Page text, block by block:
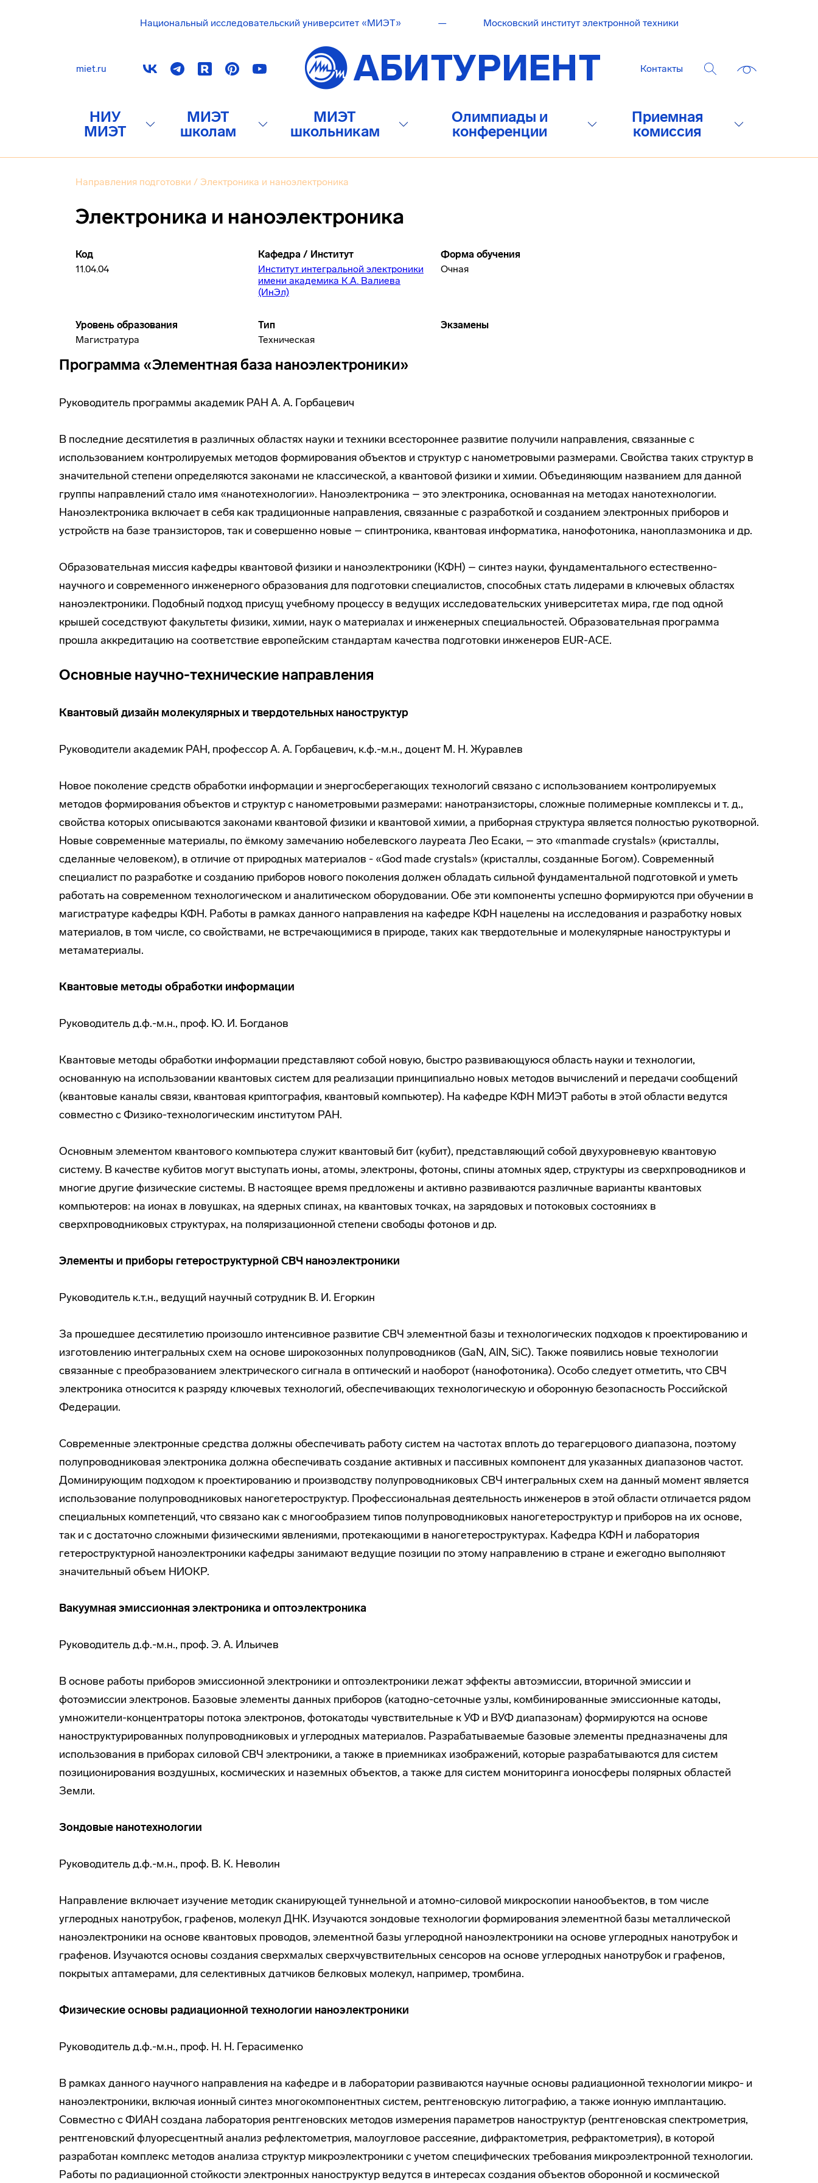
Национальный исследовательский университет «МИЭТ» — Московский институт электронной техники
miet.ru Контакты
НИУ
МИЭТ
МИЭТ
школам
МИЭТ
школьникам
Олимпиады и
конференции
Приемная
комиссия
Направления подготовки / Электроника и наноэлектроника
Электроника и наноэлектроника
Код
11.04.04
Кафедра / Институт
Институт интегральной электроники
имени академика К.А. Валиева
(ИнЭл)
Форма обучения
Очная
Уровень образования
Магистратура
Тип
Техническая
Экзамены
Программа «Элементная база наноэлектроники»
Руководитель программы академик РАН А. А. Горбацевич
В последние десятилетия в различных областях науки и техники всестороннее развитие получили направления, связанные с
использованием контролируемых методов формирования объектов и структур с нанометровыми размерами. Свойства таких структур в
значительной степени определяются законами не классической, а квантовой физики и химии. Объединяющим названием для данной
группы направлений стало имя «нанотехнологии». Наноэлектроника – это электроника, основанная на методах нанотехнологии.
Наноэлектроника включает в себя как традиционные направления, связанные с разработкой и созданием электронных приборов и
устройств на базе транзисторов, так и совершенно новые – спинтроника, квантовая информатика, нанофотоника, наноплазмоника и др.
Образовательная миссия кафедры квантовой физики и наноэлектроники (КФН) – синтез науки, фундаментального естественно-
научного и современного инженерного образования для подготовки специалистов, способных стать лидерами в ключевых областях
наноэлектроники. Подобный подход присущ учебному процессу в ведущих исследовательских университетах мира, где под одной
крышей соседствуют факультеты физики, химии, наук о материалах и инженерных специальностей. Образовательная программа
прошла аккредитацию на соответствие европейским стандартам качества подготовки инженеров EUR-ACE.
Основные научно-технические направления
Квантовый дизайн молекулярных и твердотельных наноструктур
Руководители академик РАН, профессор А. А. Горбацевич, к.ф.-м.н., доцент М. Н. Журавлев
Новое поколение средств обработки информации и энергосберегающих технологий связано с использованием контролируемых
методов формирования объектов и структур с нанометровыми размерами: нанотранзисторы, сложные полимерные комплексы и т. д.,
свойства которых описываются законами квантовой физики и квантовой химии, а приборная структура является полностью рукотворной.
Новые современные материалы, по ёмкому замечанию нобелевского лауреата Лео Есаки, – это «manmade crystals» (кристаллы,
сделанные человеком), в отличие от природных материалов - «God made crystals» (кристаллы, созданные Богом). Современный
специалист по разработке и созданию приборов нового поколения должен обладать сильной фундаментальной подготовкой и уметь
работать на современном технологическом и аналитическом оборудовании. Обе эти компоненты успешно формируются при обучении в
магистратуре кафедры КФН. Работы в рамках данного направления на кафедре КФН нацелены на исследования и разработку новых
материалов, в том числе, со свойствами, не встречающимися в природе, таких как твердотельные и молекулярные наноструктуры и
метаматериалы.
Квантовые методы обработки информации
Руководитель д.ф.-м.н., проф. Ю. И. Богданов
Квантовые методы обработки информации представляют собой новую, быстро развивающуюся область науки и технологии,
основанную на использовании квантовых систем для реализации принципиально новых методов вычислений и передачи сообщений
(квантовые каналы связи, квантовая криптография, квантовый компьютер). На кафедре КФН МИЭТ работы в этой области ведутся
совместно с Физико-технологическим институтом РАН.
Основным элементом квантового компьютера служит квантовый бит (кубит), представляющий собой двухуровневую квантовую
систему. В качестве кубитов могут выступать ионы, атомы, электроны, фотоны, спины атомных ядер, структуры из сверхпроводников и
многие другие физические системы. В настоящее время предложены и активно развиваются различные варианты квантовых
компьютеров: на ионах в ловушках, на ядерных спинах, на квантовых точках, на зарядовых и потоковых состояниях в
сверхпроводниковых структурах, на поляризационной степени свободы фотонов и др.
Элементы и приборы гетероструктурной СВЧ наноэлектроники
Руководитель к.т.н., ведущий научный сотрудник В. И. Егоркин
За прошедшее десятилетию произошло интенсивное развитие СВЧ элементной базы и технологических подходов к проектированию и
изготовлению интегральных схем на основе широкозонных полупроводников (GaN, AlN, SiC). Также появились новые технологии
связанные с преобразованием электрического сигнала в оптический и наоборот (нанофотоника). Особо следует отметить, что СВЧ
электроника относится к разряду ключевых технологий, обеспечивающих технологическую и оборонную безопасность Российской
Федерации.
Современные электронные средства должны обеспечивать работу систем на частотах вплоть до терагерцового диапазона, поэтому
полупроводниковая электроника должна обеспечивать создание активных и пассивных компонент для указанных диапазонов частот.
Доминирующим подходом к проектированию и производству полупроводниковых СВЧ интегральных схем на данный момент является
использование полупроводниковых наногетероструктур. Профессиональная деятельность инженеров в этой области отличается рядом
специальных компетенций, что связано как с многообразием типов полупроводниковых наногетероструктур и приборов на их основе,
так и с достаточно сложными физическими явлениями, протекающими в наногетероструктурах. Кафедра КФН и лаборатория
гетероструктурной наноэлектроники кафедры занимают ведущие позиции по этому направлению в стране и ежегодно выполняют
значительный объем НИОКР.
Вакуумная эмиссионная электроника и оптоэлектроника
Руководитель д.ф.-м.н., проф. Э. А. Ильичев
В основе работы приборов эмиссионной электроники и оптоэлектроники лежат эффекты автоэмиссии, вторичной эмиссии и
фотоэмиссии электронов. Базовые элементы данных приборов (катодно-сеточные узлы, комбинированные эмиссионные катоды,
умножители-концентраторы потока электронов, фотокатоды чувствительные к УФ и ВУФ диапазонам) формируются на основе
наноструктурированных полупроводниковых и углеродных материалов. Разрабатываемые базовые элементы предназначены для
использования в приборах силовой СВЧ электроники, а также в приемниках изображений, которые разрабатываются для систем
позиционирования воздушных, космических и наземных объектов, а также для систем мониторинга ионосферы полярных областей
Земли.
Зондовые нанотехнологии
Руководитель д.ф.-м.н., проф. В. К. Неволин
Направление включает изучение методик сканирующей туннельной и атомно-силовой микроскопии нанообъектов, в том числе
углеродных нанотрубок, графенов, молекул ДНК. Изучаются зондовые технологии формирования элементной базы металлической
наноэлектроники на основе квантовых проводов, элементной базы углеродной наноэлектроники на основе углеродных нанотрубок и
графенов. Изучаются основы создания сверхмалых сверхчувствительных сенсоров на основе углеродных нанотрубок и графенов,
покрытых аптамерами, для селективных датчиков белковых молекул, например, тромбина.
Физические основы радиационной технологии наноэлектроники
Руководитель д.ф.-м.н., проф. Н. Н. Герасименко
В рамках данного научного направления на кафедре и в лаборатории развиваются научные основы радиационной технологии микро- и
наноэлектроники, включая ионный синтез многокомпонентных систем, рентгеновскую литографию, а также ионную имплантацию.
Совместно с ФИАН создана лаборатория рентгеновских методов измерения параметров наноструктур (рентгеновская спектрометрия,
рентгеновский флуоресцентный анализ рефлектометрия, малоугловое рассеяние, дифрактометрия, рефрактометрия), в которой
разработан комплекс методов анализа структур микроэлектроники с учетом специфических требования микроэлектронной технологии.
Работы по радиационной стойкости электронных наноструктур ведутся в интересах создания объектов оборонной и космической